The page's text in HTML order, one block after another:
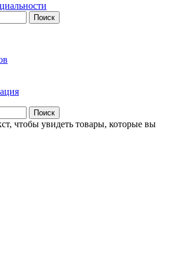
Поиск
Поиск
чтобы увидеть товары, которые вы